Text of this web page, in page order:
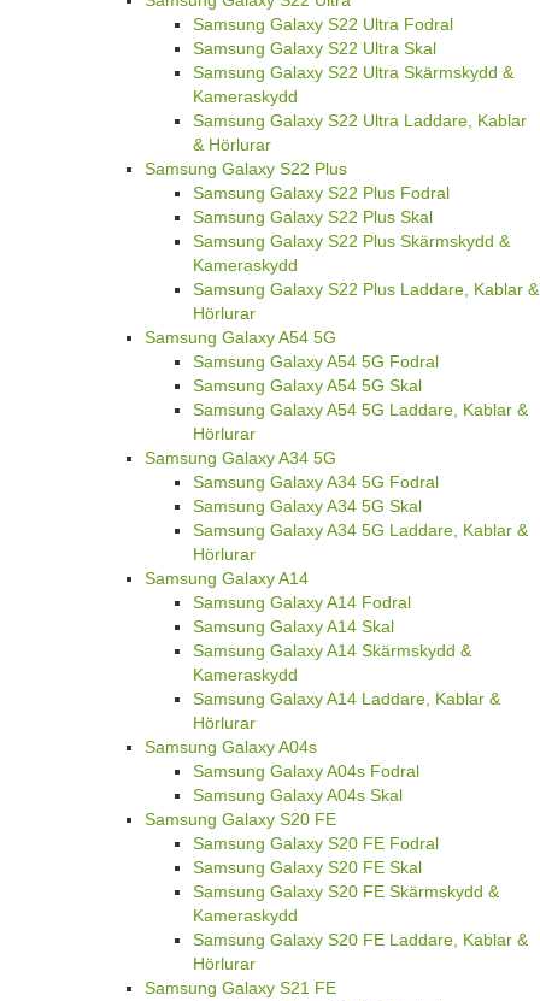
Samsung Galaxy S22 Ultra Fodral
Samsung Galaxy S22 Ultra Skal
Samsung Galaxy S22 Ultra Skärmskydd &
Kameraskydd
Samsung Galaxy S22 Ultra Laddare, Kablar
& Hörlurar
Samsung Galaxy S22 Plus
Samsung Galaxy S22 Plus Fodral
Samsung Galaxy S22 Plus Skal
Samsung Galaxy S22 Plus Skärmskydd &
Kameraskydd
Samsung Galaxy S22 Plus Laddare, Kablar &
Hörlurar
Samsung Galaxy A54 5G
Samsung Galaxy A54 5G Fodral
Samsung Galaxy A54 5G Skal
Samsung Galaxy A54 5G Laddare, Kablar &
Hörlurar
Samsung Galaxy A34 5G
Samsung Galaxy A34 5G Fodral
Samsung Galaxy A34 5G Skal
Samsung Galaxy A34 5G Laddare, Kablar &
Hörlurar
Samsung Galaxy A14
Samsung Galaxy A14 Fodral
Samsung Galaxy A14 Skal
Samsung Galaxy A14 Skärmskydd &
Kameraskydd
Samsung Galaxy A14 Laddare, Kablar &
Hörlurar
Samsung Galaxy A04s
Samsung Galaxy A04s Fodral
Samsung Galaxy A04s Skal
Samsung Galaxy S20 FE
Samsung Galaxy S20 FE Fodral
Samsung Galaxy S20 FE Skal
Samsung Galaxy S20 FE Skärmskydd &
Kameraskydd
Samsung Galaxy S20 FE Laddare, Kablar &
Hörlurar
Samsung Galaxy S21 FE